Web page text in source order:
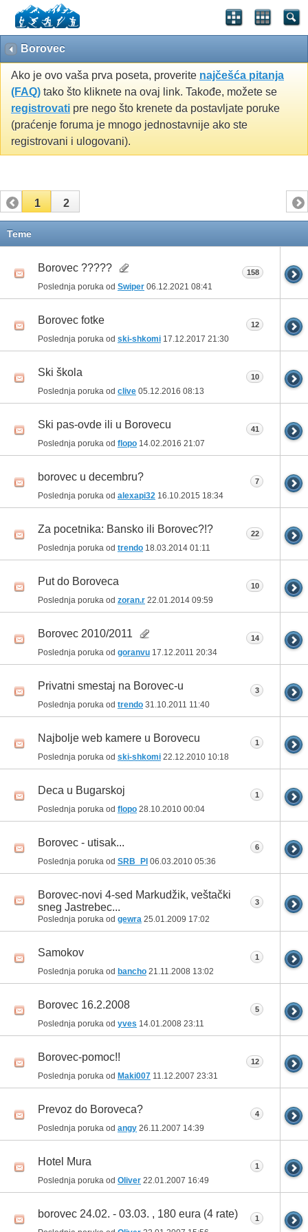
Borovec
Ako je ovo vaša prva poseta, proverite najčešća pitanja
(FAQ) tako što kliknete na ovaj link. Takođe, možete se
registrovati pre nego što krenete da postavljate poruke
(praćenje foruma je mnogo jednostavnije ako ste
registrovani i ulogovani).
1 2
Teme
Borovec ?????
Poslednja poruka od Swiper 06.12.2021 08:41
158
Borovec fotke
Poslednja poruka od ski-shkomi 17.12.2017 21:30
12
Ski škola
Poslednja poruka od clive 05.12.2016 08:13
10
Ski pas-ovde ili u Borovecu
Poslednja poruka od flopo 14.02.2016 21:07
41
borovec u decembru?
Poslednja poruka od alexapi32 16.10.2015 18:34
7
Za pocetnika: Bansko ili Borovec?!?
Poslednja poruka od trendo 18.03.2014 01:11
22
Put do Boroveca
Poslednja poruka od zoran.r 22.01.2014 09:59
10
Borovec 2010/2011
Poslednja poruka od goranvu 17.12.2011 20:34
14
Privatni smestaj na Borovec-u
Poslednja poruka od trendo 31.10.2011 11:40
3
Najbolje web kamere u Borovecu
Poslednja poruka od ski-shkomi 22.12.2010 10:18
1
Deca u Bugarskoj
Poslednja poruka od flopo 28.10.2010 00:04
1
Borovec - utisak...
Poslednja poruka od SRB_PI 06.03.2010 05:36
6
Borovec-novi 4-sed Markudžik, veštački
sneg Jastrebec...
Poslednja poruka od gewra 25.01.2009 17:02
3
Samokov
Poslednja poruka od bancho 21.11.2008 13:02
1
Borovec 16.2.2008
Poslednja poruka od yves 14.01.2008 23:11
5
Borovec-pomoc!!
Poslednja poruka od Maki007 11.12.2007 23:31
12
Prevoz do Boroveca?
Poslednja poruka od angy 26.11.2007 14:39
4
Hotel Mura
Poslednja poruka od Oliver 22.01.2007 16:49
1
borovec 24.02. - 03.03. , 180 eura (4 rate) 1